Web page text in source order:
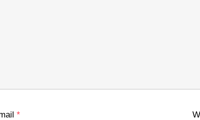
*